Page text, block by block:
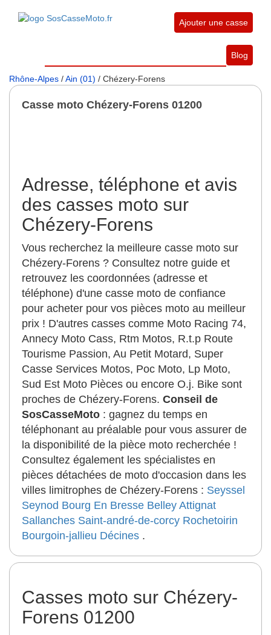
Ajouter une casse
Blog
Rhône-Alpes /Ain (01) / Chézery-Forens
Casse moto Chézery-Forens 01200
Adresse, téléphone et avis
des casses moto sur
Chézery-Forens
Vous recherchez la meilleure casse moto sur
Chézery-Forens ? Consultez notre guide et
retrouvez les coordonnées (adresse et
téléphone) d'une casse moto de confiance
pour acheter pour vos pièces moto au meilleur
prix ! D'autres casses comme Moto Racing 74,
Annecy Moto Cass, Rtm Motos, R.t.p Route
Tourisme Passion, Au Petit Motard, Super
Casse Services Motos, Poc Moto, Lp Moto,
Sud Est Moto Pièces ou encore O.j. Bike sont
proches de Chézery-Forens. Conseil de
SosCasseMoto : gagnez du temps en
téléphonant au préalable pour vous assurer de
la disponibilité de la pièce moto recherchée !
Consultez également les spécialistes en
pièces détachées de moto d'occasion dans les
villes limitrophes de Chézery-Forens : Seyssel
Seynod Bourg En Bresse Belley Attignat
Sallanches Saint-andré-de-corcy Rochetoirin
Bourgoin-jallieu Décines .
Casses moto sur Chézery-
Forens 01200